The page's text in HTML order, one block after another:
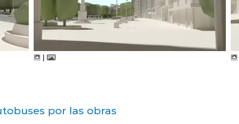
|
por las obras